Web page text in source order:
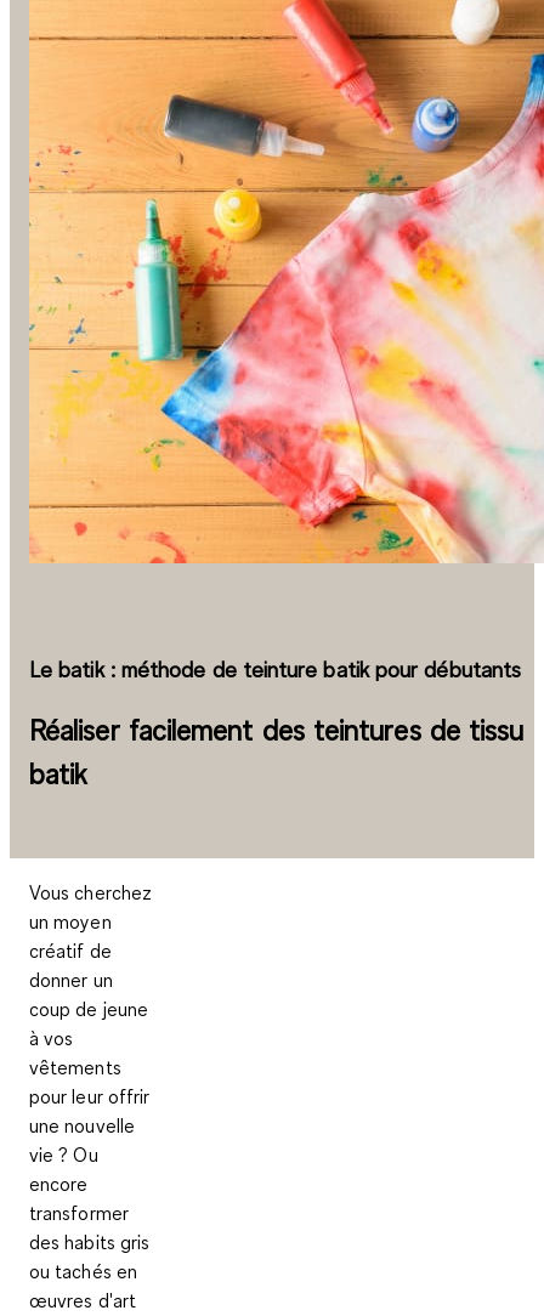
Le batik : méthode de teinture batik pour débutants
Réaliser facilement des teintures de tissu
batik
Vous cherchez
un moyen
créatif de
donner un
coup de jeune
à vos
vêtements
pour leur offrir
une nouvelle
vie ? Ou
encore
transformer
des habits gris
ou tachés en
œuvres d'art